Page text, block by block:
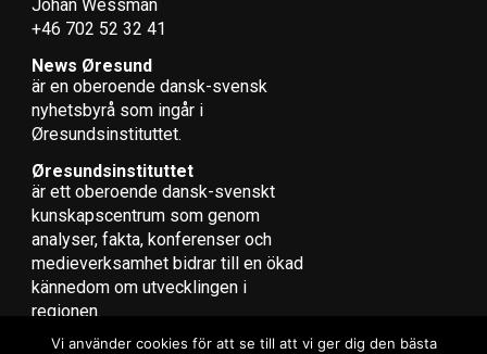
Johan Wessman
+46 702 52 32 41
News Øresund
är en oberoende dansk-svensk
nyhets­byrå som ingår i
Øresundsinstituttet.
Øresundsinstituttet
är ett oberoende dansk-svenskt
kunskapscentrum som genom
analyser, fakta, konferenser och
medieverksamhet bidrar till en ökad
kännedom om utvecklingen i
regionen.
Vi använder cookies för att se till att vi ger dig den bästa